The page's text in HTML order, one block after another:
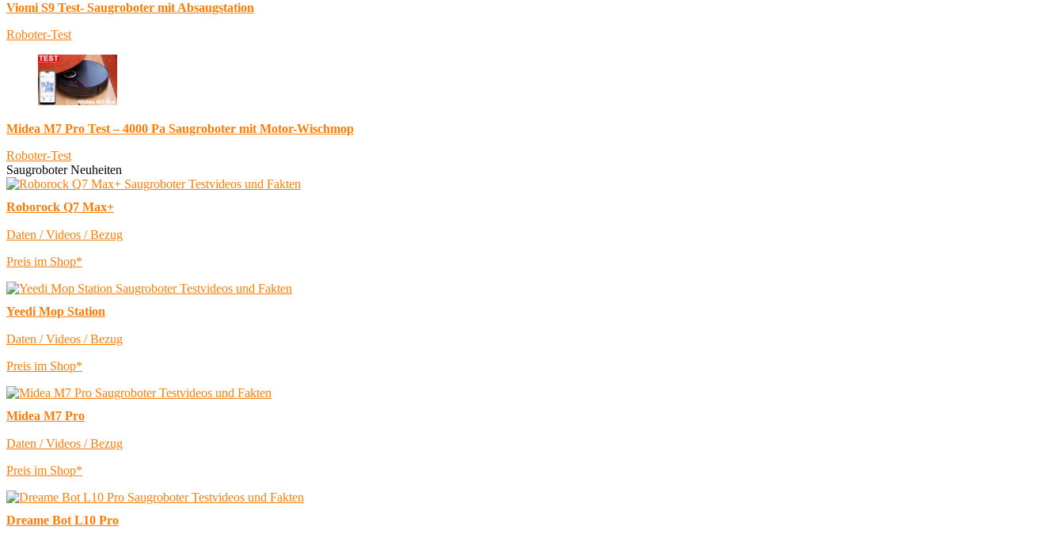
Viomi S9 Test- Saugroboter mit Absaugstation
Roboter-Test
Midea M7 Pro Test – 4000 Pa Saugroboter mit Motor-Wischmop
Roboter-Test
Saugroboter Neuheiten
Roborock Q7 Max+
Daten / Videos / Bezug
Preis im Shop*
Yeedi Mop Station
Daten / Videos / Bezug
Preis im Shop*
Midea M7 Pro
Daten / Videos / Bezug
Preis im Shop*
Dreame Bot L10 Pro